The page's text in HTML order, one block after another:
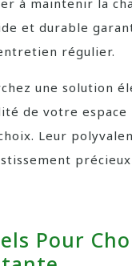
à maintenir la
et durable
régulier.
une solution
de votre
Leur
Pour